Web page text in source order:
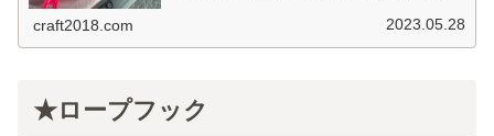
craft2018.com 2023.05.28
★ロープフック